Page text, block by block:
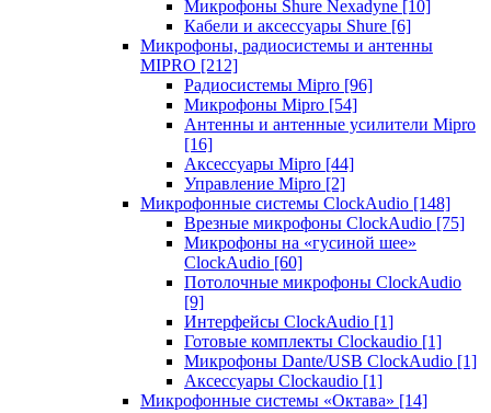
Микрофоны Shure Nexadyne [10]
Кабели и аксессуары Shure [6]
Микрофоны, радиосистемы и антенны
MIPRO [212]
Радиосистемы Mipro [96]
Микрофоны Mipro [54]
Антенны и антенные усилители Mipro
[16]
Аксессуары Mipro [44]
Управление Mipro [2]
Микрофонные системы ClockAudio [148]
Врезные микрофоны ClockAudio [75]
Микрофоны на «гусиной шее»
ClockAudio [60]
Потолочные микрофоны ClockAudio
[9]
Интерфейсы ClockAudio [1]
Готовые комплекты Clockaudio [1]
Микрофоны Dante/USB ClockAudio [1]
Аксессуары Clockaudio [1]
Микрофонные системы «Октава» [14]